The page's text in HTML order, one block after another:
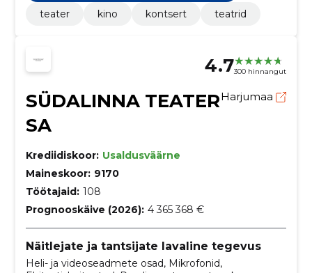
teater
kino kontsert teatrid
4.7300 hinnangut
SÜDALINNA TEATER
SA
Harjumaa
Krediidiskoor: Usaldusväärne
Maineskoor: 9170
Töötajaid: 108
Prognooskäive (2026): 4 365 368 €
Näitlejate ja tantsijate lavaline tegevus
Heli- ja videoseadmete osad, Mikrofonid,